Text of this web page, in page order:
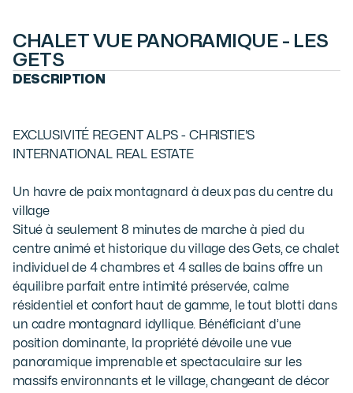
CHALET VUE PANORAMIQUE - LES
GETS
DESCRIPTION
EXCLUSIVITÉ REGENT ALPS - CHRISTIE'S
INTERNATIONAL REAL ESTATE
Un havre de paix montagnard à deux pas du centre du
village
Situé à seulement 8 minutes de marche à pied du
centre animé et historique du village des Gets, ce chalet
individuel de 4 chambres et 4 salles de bains offre un
équilibre parfait entre intimité préservée, calme
résidentiel et confort haut de gamme, le tout blotti dans
un cadre montagnard idyllique. Bénéficiant d’une
position dominante, la propriété dévoile une vue
panoramique imprenable et spectaculaire sur les
massifs environnants et le village, changeant de décor